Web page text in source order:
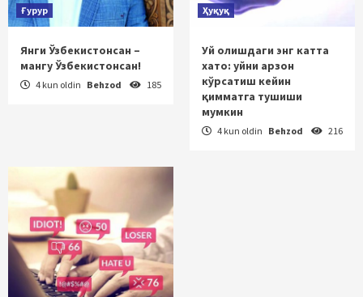
Ғурур
Янги Ўзбекистонсан –
мангу Ўзбекистонсан!
4 kun oldin Behzod 185
Ҳуқуқ
Уй олишдаги энг катта
хато: уйни арзон
кўрсатиш кейин
қимматга тушиши
мумкин
4 kun oldin Behzod 216